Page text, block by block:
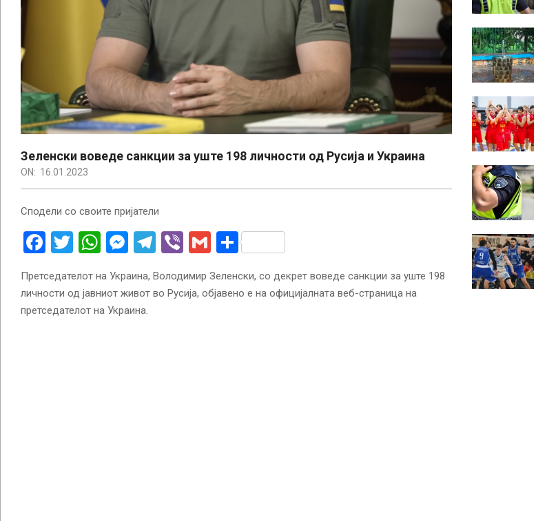
Зеленски воведе санкции за уште 198 личности од Русија и Украина
ON: 16.01.2023
Сподели со своите пријатели
Facebook
Twitter
WhatsApp
Messenger
Telegram
ViberGmailShare
Претседателот на Украина, Володимир Зеленски, со декрет воведе санкции за уште 198
личности од јавниот живот во Русија, објавено е на официјалната веб-страница на
претседателот на Украина.